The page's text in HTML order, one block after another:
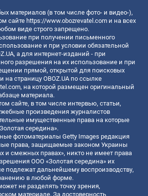
материалов (в том числе фото- и видео-),
сайте https://www.obozrevatel.com и на всех
виде строго запрещено.
при получении письменного
и при условии обязательной
а для интернет-изданий - при
разрешения на их использование и при
прямой, открытой для поисковых
на страницу OBOZ.UA по ссылке
, на которой размещен оригинальный
материала.
сайте, в том числе интервью, статьи,
произведения журналистов
имущественные права на которые
середина».
фотоматериалы Getty Images редакция
права, защищаемые законом Украины
и смежных правах», никто не имеет права
ООО «Золотая середина» их
подлежат дальнейшему воспроизводству,
в любой форме.
не разделять точку зрения,
материале. За достоверность